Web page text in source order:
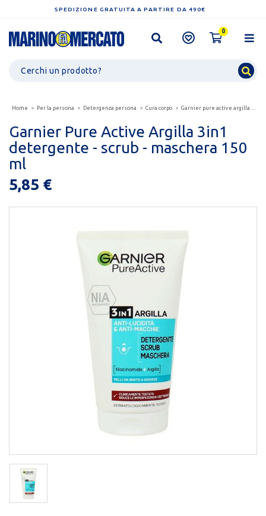
SPEDIZIONE GRATUITA A PARTIRE DA 490€
0
Home Per la persona Detergenza persona Cura corpo Garnier pure active argilla 3in1 detergente - scrub...
Garnier Pure Active Argilla 3in1
detergente - scrub - maschera 150
ml
5,85 €